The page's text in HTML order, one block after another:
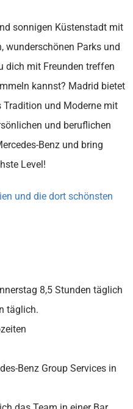
sonnigen Küstenstadt mit
wunderschönen Parks und
dich mit Freunden treffen
kannst? Madrid bietet
und Moderne mit
und beruflichen
Benz und bring
Level!
und die dort schönsten
8,5 Stunden täglich
täglich.
Benz Group Services in